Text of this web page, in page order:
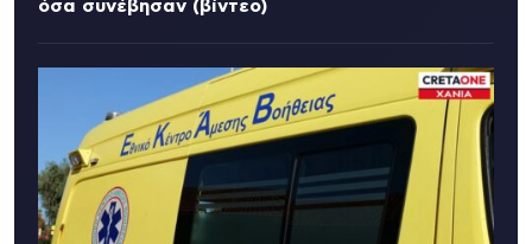
όσα συνέβησαν (βίντεο)